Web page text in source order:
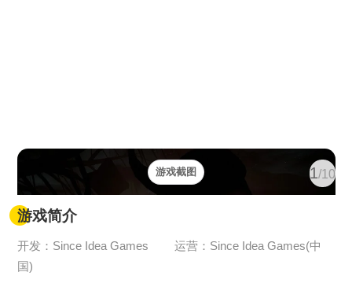
1/10
游戏截图
游戏简介
开发：Since Idea Games
运营：Since Idea Games(中
国)